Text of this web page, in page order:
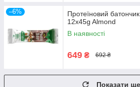
–6%
Протеїновий
12x45g Almond
В наявності
649 ₴ 692 ₴
Показати ще